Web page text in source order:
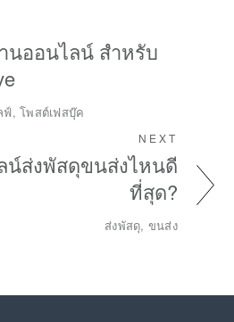
นออนไลน์ สำหรับ
ฟ์, โพสต์เฟสบุ๊ค
NEXT
น์ส่งพัสดุขนส่งไหนดี
ที่สุด?
ส่งพัสดุ, ขนส่ง